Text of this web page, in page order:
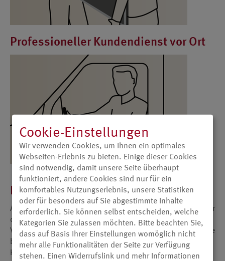
Professioneller Kundendienst vor Ort
Bester Service – auch nach dem Kauf
Auf Wunsch: Angefangen von der bequemen Lieferung über
die fachgerechte Installation und Entsorgung der
Verpackung bis zum professionellen Kundendienst sind Sie
beim Fachhändler vor Ort – und Ihr Metz – in besten
Händen.
Cookie-Einstellungen
Wir verwenden Cookies, um Ihnen ein optimales
Webseiten-Erlebnis zu bieten. Einige dieser Cookies
sind notwendig, damit unsere Seite überhaupt
funktioniert, andere Cookies sind nur für ein
komfortables Nutzungserlebnis, unsere Statistiken
oder für besonders auf Sie abgestimmte Inhalte
erforderlich. Sie können selbst entscheiden, welche
Kategorien Sie zulassen möchten. Bitte beachten Sie,
dass auf Basis Ihrer Einstellungen womöglich nicht
mehr alle Funktionalitäten der Seite zur Verfügung
stehen. Einen Widerrufslink und mehr Informationen